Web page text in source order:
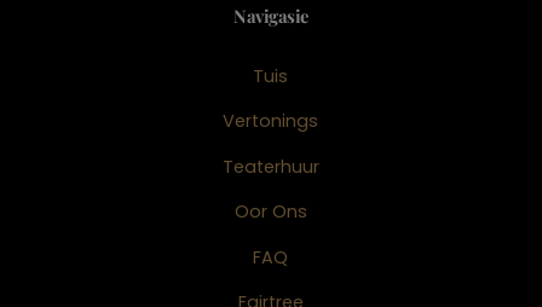
Navigasie
Tuis
Vertonings
Teaterhuur
Oor Ons
FAQ